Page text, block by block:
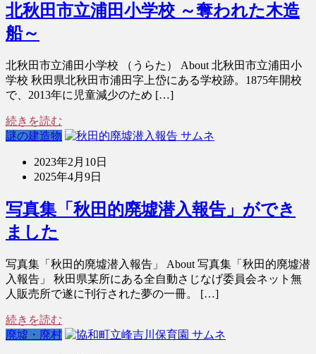
北秋田市立浦田小学校 ～奪われた木造
船～
北秋田市立浦田小学校 （うらた） About 北秋田市立浦田小
学校 秋田県北秋田市浦田字上岱にある学校跡。1875年開校
で、2013年に児童減少のため […]
続きを読む
謎の建造物
2023年2月10日
2025年4月9日
写真集「秋田的廃墟潜入報告」ができ
ました
写真集「秋田的廃墟潜入報告」 About 写真集「秋田的廃墟潜
入報告」 秋田県某所にある全自動さじなげ委員会ネット無
人販売所で遂に刊行された夢の一冊。 […]
続きを読む
廃墟・廃村